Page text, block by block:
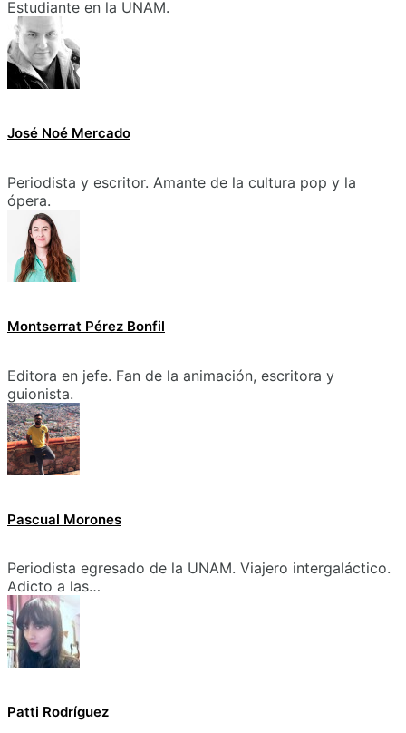
Estudiante en la UNAM.
José Noé Mercado
Periodista y escritor. Amante de la cultura pop y la
ópera.
Montserrat Pérez Bonfil
Editora en jefe. Fan de la animación, escritora y
guionista.
Pascual Morones
Periodista egresado de la UNAM. Viajero intergaláctico.
Adicto a las…
Patti Rodríguez